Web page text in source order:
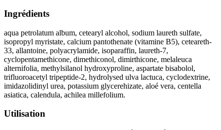
Ingrédients
aqua petrolatum album, cetearyl alcohol, sodium laureth sulfate,
isopropyl myristate, calcium pantothenate (vitamine B5), ceteareth-
33, allantoine, polyacrylamide, isoparaffin, laureth-7,
cyclopentamethicone, dimethiconol, dimirthicone, melaleuca
alternifolia, methylsilanol hydroxyproline, aspartate bisabolol,
trifluoroacetyl tripeptide-2, hydrolysed ulva lactuca, cyclodextrine,
imidazolidinyl urea, potassium glycerehizate, aloé vera, centella
asiatica, calendula, achilea millefolium.
Utilisation